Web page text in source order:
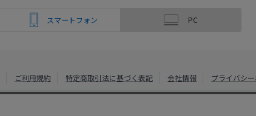
スマートフォン PC
ご利用規約 特定商取引法に基づく表記 会社情報 プライバシ